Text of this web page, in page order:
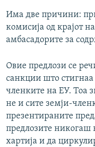
Има две причини:
комисија од крајот
амбасадорите за
Овие предлози се
санкции што стигнаа
членките на ЕУ. Тоа
не и сите земји-
презентираните
предлозите никогаш
хартија и да